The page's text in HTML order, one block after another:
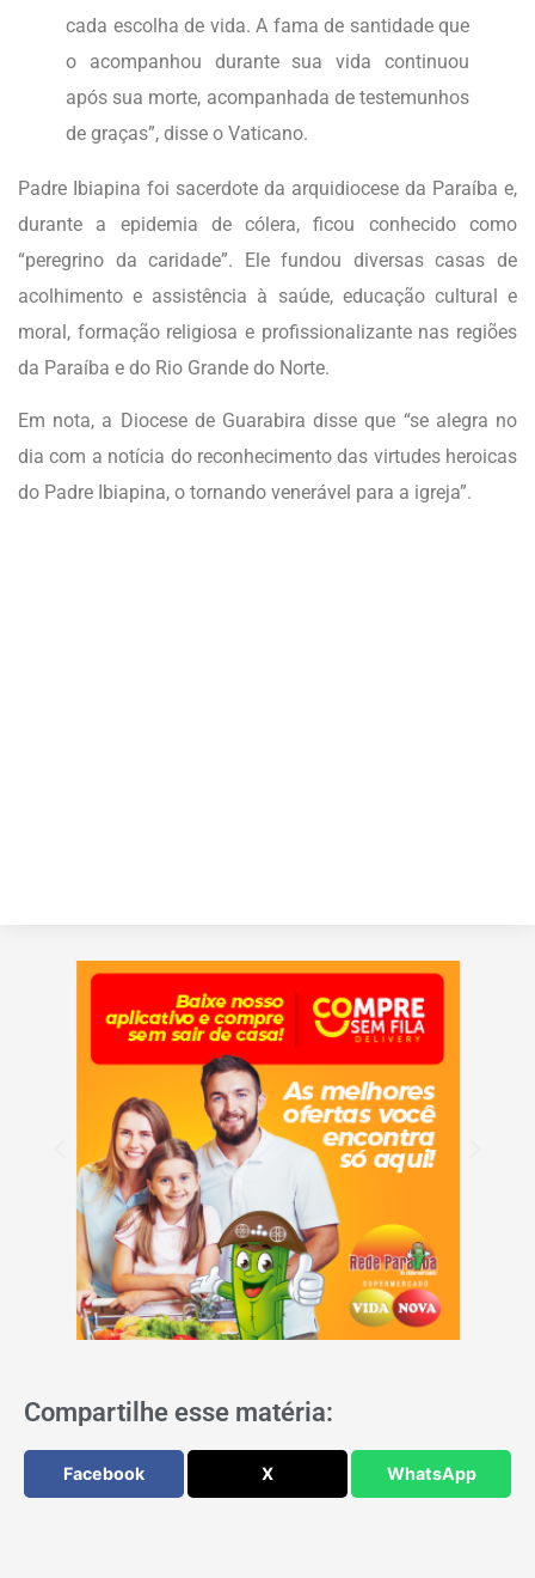
cada escolha de vida. A fama de santidade que
o acompanhou durante sua vida continuou
após sua morte, acompanhada de testemunhos
de graças”, disse o Vaticano.
Padre Ibiapina foi sacerdote da arquidiocese da Paraíba e,
durante a epidemia de cólera, ficou conhecido como
“peregrino da caridade”. Ele fundou diversas casas de
acolhimento e assistência à saúde, educação cultural e
moral, formação religiosa e profissionalizante nas regiões
da Paraíba e do Rio Grande do Norte.
Em nota, a Diocese de Guarabira disse que “se alegra no
dia com a notícia do reconhecimento das virtudes heroicas
do Padre Ibiapina, o tornando venerável para a igreja”.
Compartilhe esse matéria:
Facebook X WhatsApp